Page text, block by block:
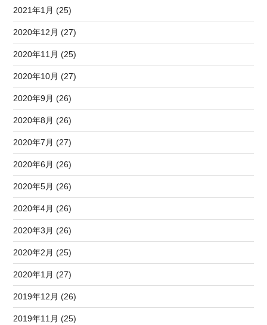
2021年1月 (25)
2020年12月 (27)
2020年11月 (25)
2020年10月 (27)
2020年9月 (26)
2020年8月 (26)
2020年7月 (27)
2020年6月 (26)
2020年5月 (26)
2020年4月 (26)
2020年3月 (26)
2020年2月 (25)
2020年1月 (27)
2019年12月 (26)
2019年11月 (25)